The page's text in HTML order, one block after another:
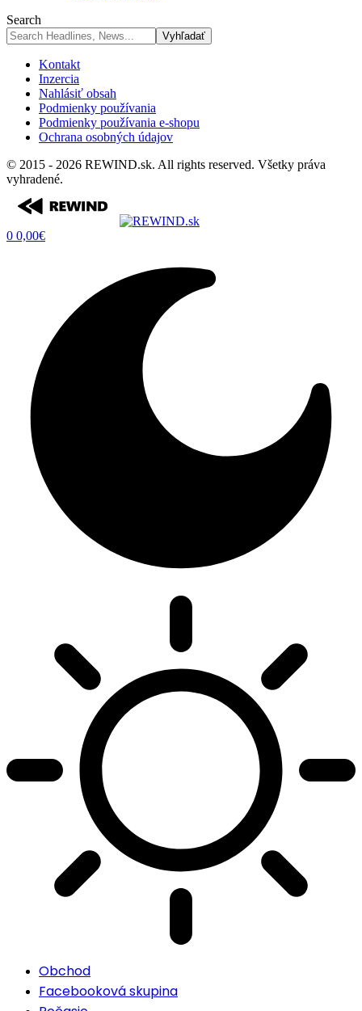
Search
Kontakt
Inzercia
Nahlásiť obsah
Podmienky používania
Podmienky používania e-shopu
Ochrana osobných údajov
© 2015 - 2026 REWIND.sk. All rights reserved. Všetky práva
vyhradené.
0 0,00€
Obchod
Facebooková skupina